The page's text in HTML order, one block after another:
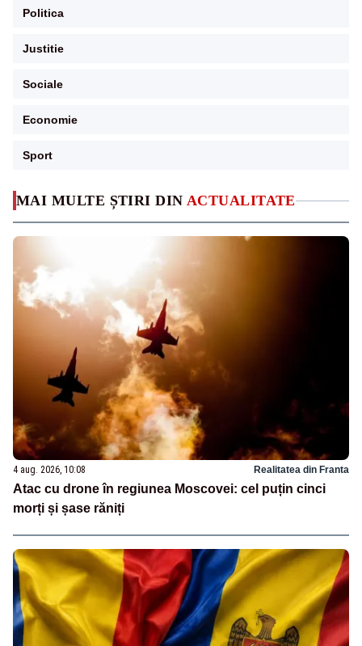
MAI MULTE ȘTIRI DIN ACTUALITATE
4 aug. 2026, 10:08 Realitatea din Franta
Atac cu drone în regiunea Moscovei: cel puțin cinci
morți și șase răniți
Politica
Justitie
Sociale
Economie
Sport